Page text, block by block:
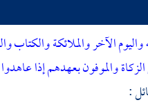
الآخر والملائكة والكتاب
والموفون بعهدهم إذا
: